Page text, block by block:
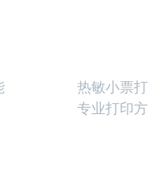
热敏小票
专业打印